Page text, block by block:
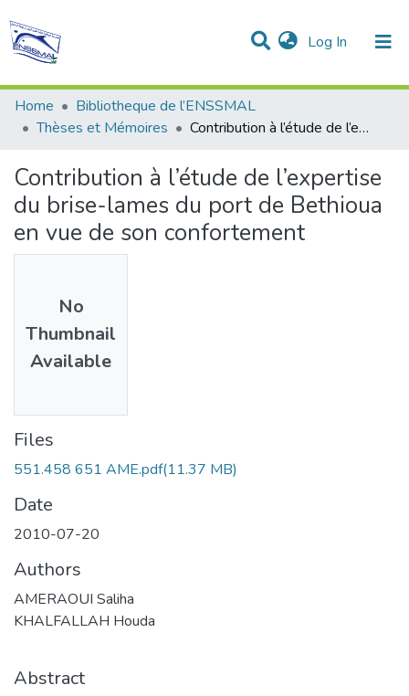
Log In (current)
Communities & Collections
Statistics
All of DSpace
Home
Bibliotheque de l’ENSSMAL
Thèses et Mémoires
Contribution à l’étude de l’expertise du brise-lames du port de Bethioua en vue de son confortement
Contribution à l’étude de l’expertise
du brise-lames du port de Bethioua
en vue de son confortement
No
Thumbnail
Available
Files
551.458 651 AME.pdf(11.37 MB)
Date
2010-07-20
Authors
AMERAOUI Saliha
KHALFALLAH Houda
Abstract